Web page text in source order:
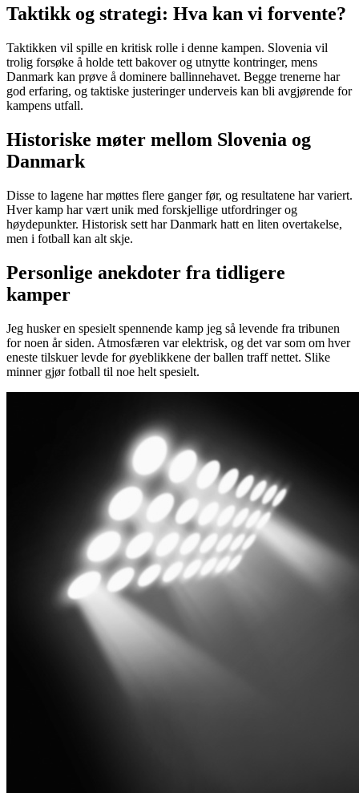
Taktikk og strategi: Hva kan vi forvente?
Taktikken vil spille en kritisk rolle i denne kampen. Slovenia vil
trolig forsøke å holde tett bakover og utnytte kontringer, mens
Danmark kan prøve å dominere ballinnehavet. Begge trenerne har
god erfaring, og taktiske justeringer underveis kan bli avgjørende for
kampens utfall.
Historiske møter mellom Slovenia og
Danmark
Disse to lagene har møttes flere ganger før, og resultatene har variert.
Hver kamp har vært unik med forskjellige utfordringer og
høydepunkter. Historisk sett har Danmark hatt en liten overtakelse,
men i fotball kan alt skje.
Personlige anekdoter fra tidligere
kamper
Jeg husker en spesielt spennende kamp jeg så levende fra tribunen
for noen år siden. Atmosfæren var elektrisk, og det var som om hver
eneste tilskuer levde for øyeblikkene der ballen traff nettet. Slike
minner gjør fotball til noe helt spesielt.